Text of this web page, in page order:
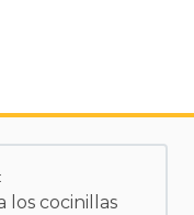
los cocinillas